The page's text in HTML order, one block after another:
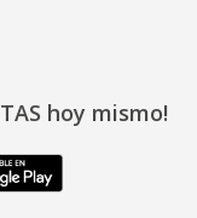
hoy mismo!